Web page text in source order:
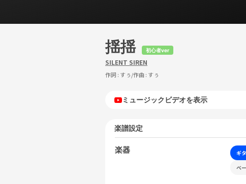
揺揺 初心者ver
SILENT SIREN
作詞 : すぅ/作曲 : すぅ
ミュージックビデオを表示
楽譜設定
楽器 ギ
ベ